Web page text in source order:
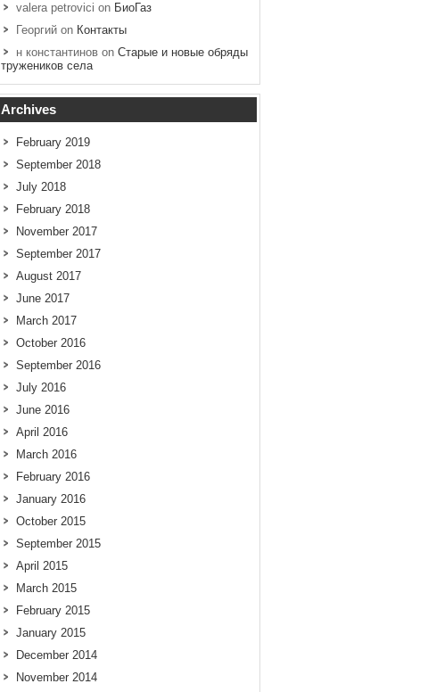
valera petrovici on БиоГаз
Георгий on Контакты
н константинов on Старые и новые обряды
тружеников села
Archives
February 2019
September 2018
July 2018
February 2018
November 2017
September 2017
August 2017
June 2017
March 2017
October 2016
September 2016
July 2016
June 2016
April 2016
March 2016
February 2016
January 2016
October 2015
September 2015
April 2015
March 2015
February 2015
January 2015
December 2014
November 2014